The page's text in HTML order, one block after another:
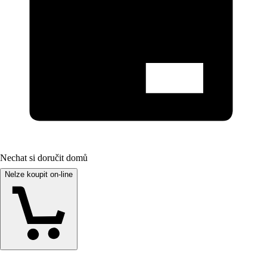
Nechat si doručit domů
Nelze koupit on-line